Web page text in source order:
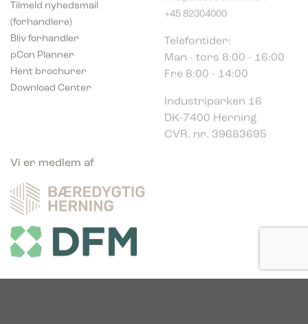
(forhandlere)
Bliv forhandler
pCon Planner
Hent brochurer
Download Center
+45 82304000
Man - tors 8:00 - 16:00
Fre 8:00 - 14:00
DK-7400 Herning
CVR. nr. 39683695
Vi er medlem af